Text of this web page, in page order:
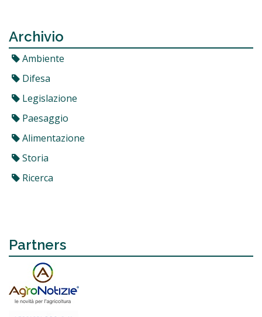
Archivio
Ambiente
Difesa
Legislazione
Paesaggio
Alimentazione
Storia
Ricerca
Partners